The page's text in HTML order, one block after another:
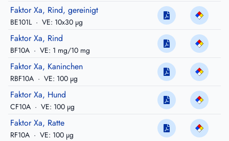
Faktor Xa, Rind, gereinigt
BE101L · VE: 10x30 µg
Faktor Xa, Rind
BF10A · VE: 1 mg/10 mg
Faktor Xa, Kaninchen
RBF10A · VE: 100 µg
Faktor Xa, Hund
CF10A · VE: 100 µg
Faktor Xa, Ratte
RF10A · VE: 100 µg